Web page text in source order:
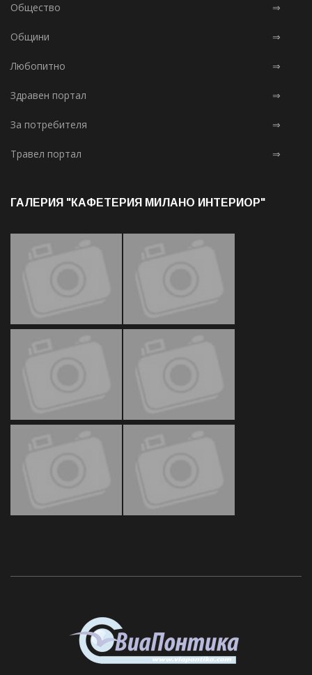
Общество ⇒
Общини ⇒
Любопитно ⇒
Здравен портал ⇒
За потребителя ⇒
Травел портал ⇒
ГАЛЕРИЯ "КАФЕТЕРИЯ МИЛАНО ИНТЕРИОР"